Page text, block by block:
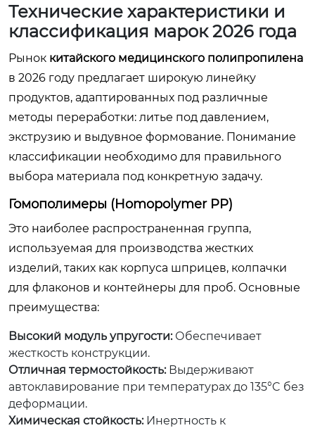
Технические характеристики и
классификация марок 2026 года
Рынок китайского медицинского полипропилена
в 2026 году предлагает широкую линейку
продуктов, адаптированных под различные
методы переработки: литье под давлением,
экструзию и выдувное формование. Понимание
классификации необходимо для правильного
выбора материала под конкретную задачу.
Гомополимеры (Homopolymer PP)
Это наиболее распространенная группа,
используемая для производства жестких
изделий, таких как корпуса шприцев, колпачки
для флаконов и контейнеры для проб. Основные
преимущества:
Высокий модуль упругости:Обеспечивает
жесткость конструкции.
Отличная термостойкость:Выдерживают
автоклавирование при температурах до 135°C без
деформации.
Химическая стойкость:Инертность к